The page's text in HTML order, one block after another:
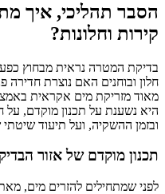
הסבר תהליכי, איך
קירות וחלונות?
בדיקת המטרה נראית מבחוץ
חלון ובוחנים האם נוצרת חדירה
מאוד מזריקת מים אקראית
היא נשענת על תכנון מוקדם, על
ובזמן ההשקיה, ועל תיעוד
תכנון מוקדם של אזור
לפני שמתחילים להזרים מים,